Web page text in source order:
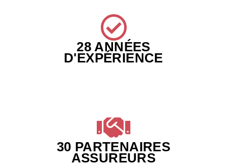
28 ANNÉES
D'EXPÉRIENCE
30 PARTENAIRES
ASSUREURS